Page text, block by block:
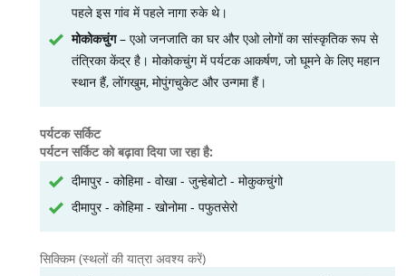
पहले इस गांव में पहले नागा रुके थे।
मोकोकचुंग– एओ जनजाति का घर और एओ लोगों का सांस्कृतिक रूप से
तंत्रिका केंद्र है। मोकोकचुंग में पर्यटक आकर्षण, जो घूमने के लिए महान
स्थान हैं, लोंगखुम, मोपुंगचुकेट और उन्गमा हैं।
पर्यटक सर्किट
पर्यटन सर्किट को बढ़ावा दिया जा रहा है:
दीमापुर - कोहिमा - वोखा - जुन्हेबोटो - मोकुकचुंगो
दीमापुर - कोहिमा - खोनोमा - पफुतसेरो
सिक्किम (स्थलों की यात्रा अवश्य करें)